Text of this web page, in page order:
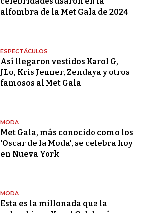
alfombra de la Met Gala de 2024
ESPECTÁCULOS
Así llegaron vestidos Karol G,
JLo, Kris Jenner, Zendaya y otros
famosos al Met Gala
MODA
Met Gala, más conocido como los
'Oscar de la Moda', se celebra hoy
en Nueva York
MODA
Esta es la millonada que la